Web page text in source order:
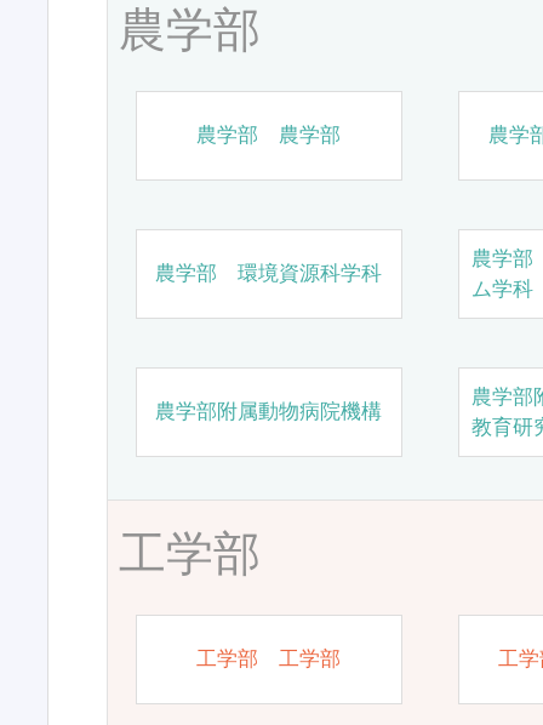
農学部
農学部 農学部 農学
農学部 環境資源科学科
農学
ム学科
農学部附属動物病院機構
農学部
教育研
工学部
工学部 工学部 工